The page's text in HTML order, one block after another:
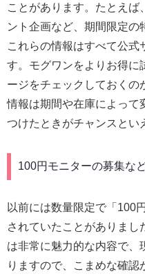
ことがあります。たとえ
ント企画など、期間限定の
これらの情報はすべて公式
す。モグワンをよりお得に
ージをチェックしておくの
情報は期間や在庫によって
つけたときがチャンスとい
100円モニターの募集な
以前には数量限定で「100
されていたことがありまし
は非常に魅力的な内容で、
りますので、こまめな確認